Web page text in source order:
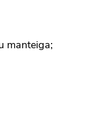
manteiga;